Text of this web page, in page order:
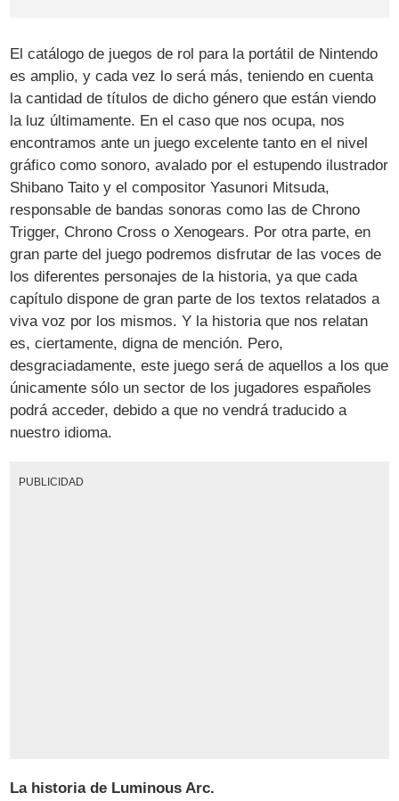
El catálogo de juegos de rol para la portátil de Nintendo
es amplio, y cada vez lo será más, teniendo en cuenta
la cantidad de títulos de dicho género que están viendo
la luz últimamente. En el caso que nos ocupa, nos
encontramos ante un juego excelente tanto en el nivel
gráfico como sonoro, avalado por el estupendo ilustrador
Shibano Taito y el compositor Yasunori Mitsuda,
responsable de bandas sonoras como las de Chrono
Trigger, Chrono Cross o Xenogears. Por otra parte, en
gran parte del juego podremos disfrutar de las voces de
los diferentes personajes de la historia, ya que cada
capítulo dispone de gran parte de los textos relatados a
viva voz por los mismos. Y la historia que nos relatan
es, ciertamente, digna de mención. Pero,
desgraciadamente, este juego será de aquellos a los que
únicamente sólo un sector de los jugadores españoles
podrá acceder, debido a que no vendrá traducido a
nuestro idioma.
PUBLICIDAD
La historia de Luminous Arc.